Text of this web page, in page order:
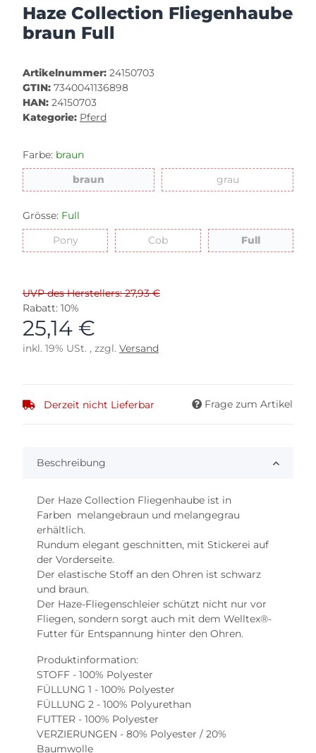
Haze Collection Fliegenhaube
braun Full
Artikelnummer: 24150703
GTIN: 7340041136898
HAN: 24150703
Kategorie: Pferd
Farbe: braun
braun
graugrau
Grösse: Full
PonyPony CobCob FullFull
UVP des Herstellers: 27,93 €
Rabatt: 10%
25,14 €
inkl. 19% USt. , zzgl. Versand
Derzeit nicht Lieferbar Frage zum Artikel
Beschreibung
Der Haze Collection Fliegenhaube ist in
Farben melangebraun und melangegrau
erhältlich.
Rundum elegant geschnitten, mit Stickerei auf
der Vorderseite.
Der elastische Stoff an den Ohren ist schwarz
und braun.
Der Haze-Fliegenschleier schützt nicht nur vor
Fliegen, sondern sorgt auch mit dem Welltex®-
Futter für Entspannung hinter den Ohren.
Produktinformation:
STOFF - 100% Polyester
FÜLLUNG 1 - 100% Polyester
FÜLLUNG 2 - 100% Polyurethan
FUTTER - 100% Polyester
VERZIERUNGEN - 80% Polyester / 20%
Baumwolle